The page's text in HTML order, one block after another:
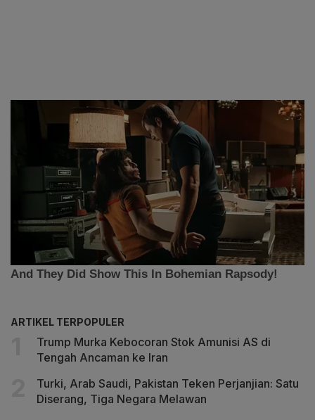
ARTIKEL TERPOPULER
Trump Murka Kebocoran Stok Amunisi AS di
Tengah Ancaman ke Iran
Turki, Arab Saudi, Pakistan Teken Perjanjian: Satu
Diserang, Tiga Negara Melawan